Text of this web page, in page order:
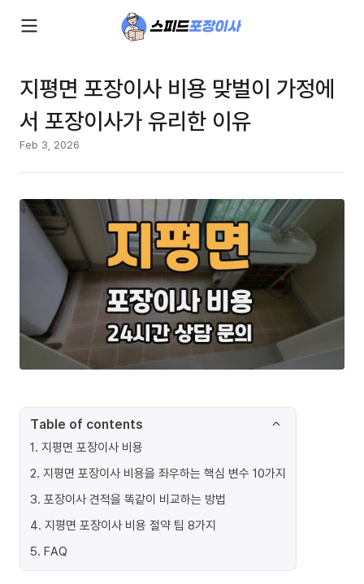
지평면 포장이사 비용 맞벌이 가정에
서 포장이사가 유리한 이유
Feb 3, 2026
Table of contents
1. 지평면 포장이사 비용
2. 지평면 포장이사 비용을 좌우하는 핵심 변수 10가지
3. 포장이사 견적을 똑같이 비교하는 방법
4. 지평면 포장이사 비용 절약 팁 8가지
5. FAQ